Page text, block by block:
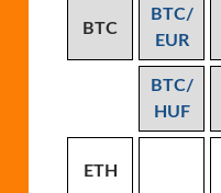
BTC
BTC/
EUR
BTC/
HUF
ETH